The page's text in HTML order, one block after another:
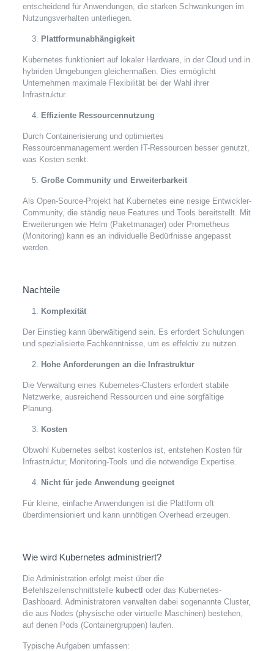
entscheidend für Anwendungen, die starken Schwankungen im
Nutzungsverhalten unterliegen.
Plattformunabhängigkeit
Kubernetes funktioniert auf lokaler Hardware, in der Cloud und in
hybriden Umgebungen gleichermaßen. Dies ermöglicht
Unternehmen maximale Flexibilität bei der Wahl ihrer
Infrastruktur.
Effiziente Ressourcennutzung
Durch Containerisierung und optimiertes
Ressourcenmanagement werden IT-Ressourcen besser genutzt,
was Kosten senkt.
Große Community und Erweiterbarkeit
Als Open-Source-Projekt hat Kubernetes eine riesige Entwickler-
Community, die ständig neue Features und Tools bereitstellt. Mit
Erweiterungen wie Helm (Paketmanager) oder Prometheus
(Monitoring) kann es an individuelle Bedürfnisse angepasst
werden.
Nachteile
Komplexität
Der Einstieg kann überwältigend sein. Es erfordert Schulungen
und spezialisierte Fachkenntnisse, um es effektiv zu nutzen.
Hohe Anforderungen an die Infrastruktur
Die Verwaltung eines Kubernetes-Clusters erfordert stabile
Netzwerke, ausreichend Ressourcen und eine sorgfältige
Planung.
Kosten
Obwohl Kubernetes selbst kostenlos ist, entstehen Kosten für
Infrastruktur, Monitoring-Tools und die notwendige Expertise.
Nicht für jede Anwendung geeignet
Für kleine, einfache Anwendungen ist die Plattform oft
überdimensioniert und kann unnötigen Overhead erzeugen.
Wie wird Kubernetes administriert?
Die Administration erfolgt meist über die
Befehlszeilenschnittstelle kubectl oder das Kubernetes-
Dashboard. Administratoren verwalten dabei sogenannte Cluster,
die aus Nodes (physische oder virtuelle Maschinen) bestehen,
auf denen Pods (Containergruppen) laufen.
Typische Aufgaben umfassen: